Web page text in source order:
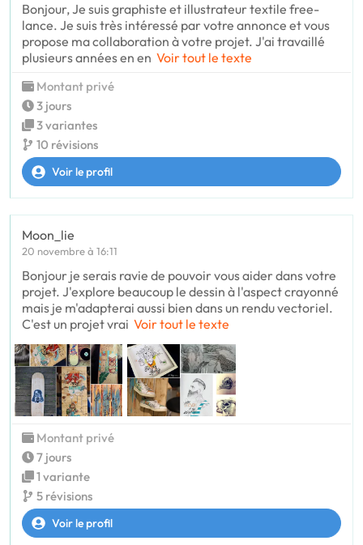
Bonjour, Je suis graphiste et illustrateur textile free-
lance. Je suis très intéressé par votre annonce et vous
propose ma collaboration à votre projet. J'ai travaillé
plusieurs années en en Voir tout le texte
Montant privé
3 jours
3 variantes
10 révisions
Voir le profil
Moon_lie
20 novembre à 16:11
Bonjour je serais ravie de pouvoir vous aider dans votre
projet. J'explore beaucoup le dessin à l'aspect crayonné
mais je m'adapterai aussi bien dans un rendu vectoriel.
C'est un projet vrai Voir tout le texte
Montant privé
7 jours
1 variante
5 révisions
Voir le profil